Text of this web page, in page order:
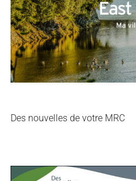
Des nouvelles de votre MRC